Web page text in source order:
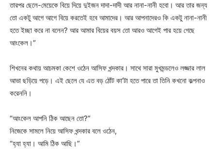
তারপর ছেলে-মেয়েকে বিয়ে দিয়ে দুইজন দাদা-দাদী আর নানা-নানী হবো। আর তার জন্য
তো একটু আগে আগে বিয়ে করতেই হবে আমাদের। আর আপনাদেরও কি একটু নানা-নানী
হতে ইচ্ছা করে না বলেন? আর আমার বিয়ের বয়স তো আরও আগেই পার হয়ে গেছে
আংকেল।”
শিখনের কথায় আচমকা কেশে ওঠেন আসিফ খন্দকার। সাথে সারা মুখমন্ডলেও লজ্জার লাল
আভা ছড়িয়ে পড়ে। এই ছেলে যে এত বড় ঠোঁট কা’টা হতে পারে তা তিনি কখনো কল্পনাও
করেননি।
“আংকেল আপনি ঠিক আছেন তো?”
নিজেকে সামলে নিয়ে আসিফ খন্দকার বলে ওঠেন,
“হ্যা হ্যা। আমি ঠিক আছি।”